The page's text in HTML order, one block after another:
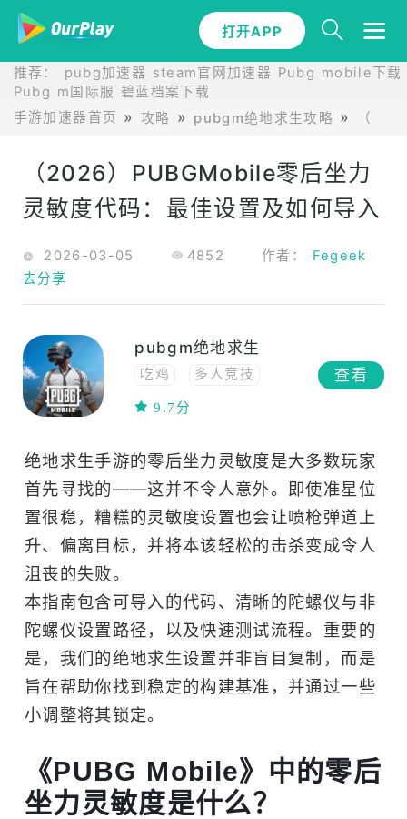
打开APP
推荐： pubg加速器 steam官网加速器 Pubg mobile下载
Pubg m国际服 碧蓝档案下载
手游加速器首页
攻略 pubgm绝地求生攻略 （
（2026）PUBGMobile零后坐力
灵敏度代码：最佳设置及如何导入
2026-03-05 4852 作者： Fegeek
去分享
pubgm绝地求生
吃鸡
多人竞技
联网
沙盒
多人
开放世界
射击
FPS
竞技
移植
枪战
steam移植
9.7分
查看
绝地求生手游的零后坐力灵敏度是大多数玩家
首先寻找的——这并不令人意外。即使准星位
置很稳，糟糕的灵敏度设置也会让喷枪弹道上
升、偏离目标，并将本该轻松的击杀变成令人
沮丧的失败。
本指南包含可导入的代码、清晰的陀螺仪与非
陀螺仪设置路径，以及快速测试流程。重要的
是，我们的绝地求生设置并非盲目复制，而是
旨在帮助你找到稳定的构建基准，并通过一些
小调整将其锁定。
《PUBG Mobile》中的零后
坐力灵敏度是什么？